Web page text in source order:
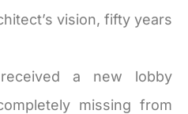
vision, fifty years
a new lobby
missing from